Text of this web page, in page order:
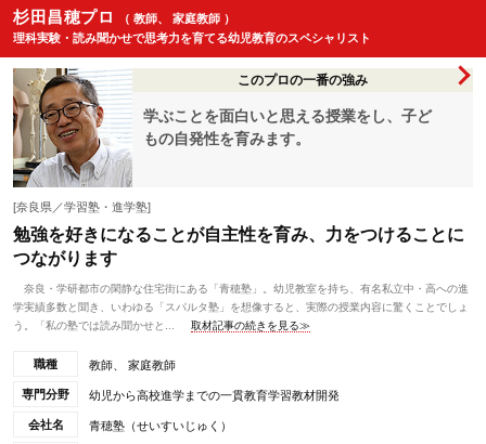
杉田昌穂プロ
（ 教師、 家庭教師 ）
理科実験・読み聞かせで思考力を育てる幼児教育のスペシャリスト
このプロの一番の強み
学ぶことを面白いと思える授業をし、子ど
もの自発性を育みます。
[奈良県／学習塾・進学塾]
勉強を好きになることが自主性を育み、力をつけることに
つながります
奈良・学研都市の閑静な住宅街にある「青穂塾」。幼児教室を持ち、有名私立中・高への進
学実績多数と聞き、いわゆる「スパルタ塾」を想像すると、実際の授業内容に驚くことでしょ
う。「私の塾では読み聞かせと...
取材記事の続きを見る≫
職種 教師、 家庭教師
専門分野 幼児から高校進学までの一貫教育学習教材開発
会社名 青穂塾（せいすいじゅく）